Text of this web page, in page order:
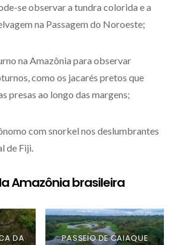
se observar a tundra colorida e a
na Passagem do Noroeste;
na Amazônia para observar
como os jacarés pretos que
presas ao longo das margens;
com snorkel nos deslumbrantes
de Fiji.
Amazônia brasileira
DA
PASSEIO DE CAIAQUE